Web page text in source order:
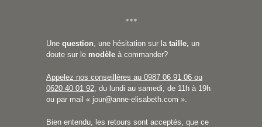
***
Une question , une hésitation sur la taille, un
doute sur le modèle à commander?
Appelez nos conseillères au 0987 06 91 06 ou
0620 40 01 92 , du lundi au samedi, de 11h à 19h
ou par mail « jour@anne-elisabeth.com ».
Bien entendu, les retours sont acceptés, que ce